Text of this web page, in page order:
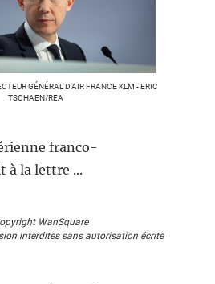
GÉNÉRAL D'AIR FRANCE KLM - ERIC
TSCHAEN/REA
franco-
à la lettre ...
WanSquare
interdites sans autorisation écrite